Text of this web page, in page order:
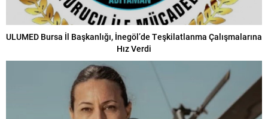
ULUMED Bursa İl Başkanlığı, İnegöl’de Teşkilatlanma Çalışmalarına
Hız Verdi